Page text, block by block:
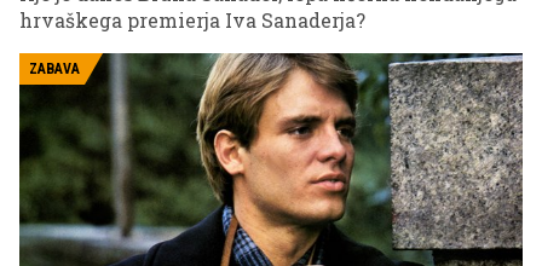
hrvaškega premierja Iva Sanaderja?
ZABAVA